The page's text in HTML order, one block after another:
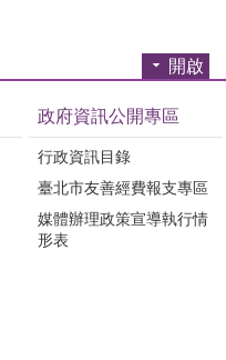
開啟
政府資訊公開專區
行政資訊目錄
臺北市友善經費報支專區
媒體辦理政策宣導執行情
形表